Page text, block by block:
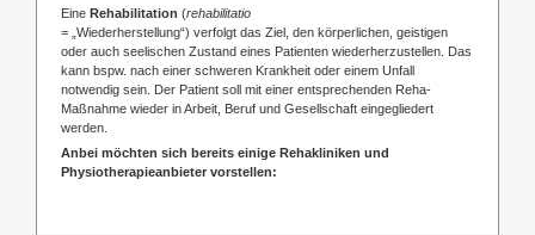
Eine Rehabilitation (rehabilitatio
= „Wiederherstellung“) verfolgt das Ziel, den körperlichen, geistigen
oder auch seelischen Zustand eines Patienten wiederherzustellen. Das
kann bspw. nach einer schweren Krankheit oder einem Unfall
notwendig sein. Der Patient soll mit einer entsprechenden Reha-
Maßnahme wieder in Arbeit, Beruf und Gesellschaft eingegliedert
werden.
Anbei möchten sich bereits einige Rehakliniken und
Physiotherapieanbieter vorstellen: